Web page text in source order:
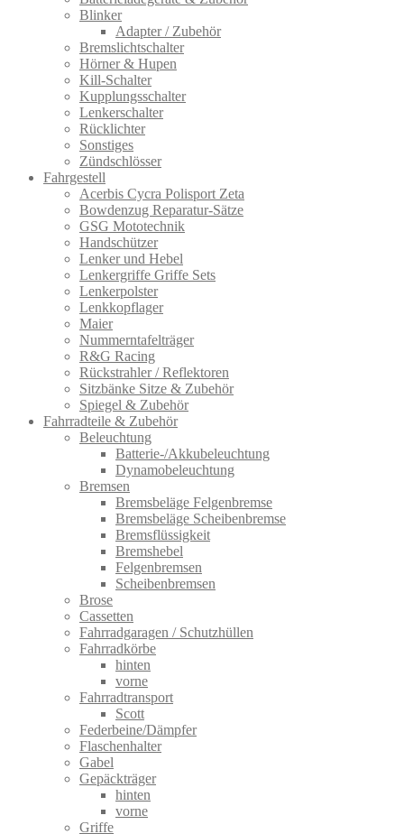
Blinker
Adapter / Zubehör
Bremslichtschalter
Hörner & Hupen
Kill-Schalter
Kupplungsschalter
Lenkerschalter
Rücklichter
Sonstiges
Zündschlösser
Fahrgestell
Acerbis Cycra Polisport Zeta
Bowdenzug Reparatur-Sätze
GSG Mototechnik
Handschützer
Lenker und Hebel
Lenkergriffe Griffe Sets
Lenkerpolster
Lenkkopflager
Maier
Nummerntafelträger
R&G Racing
Rückstrahler / Reflektoren
Sitzbänke Sitze & Zubehör
Spiegel & Zubehör
Fahrradteile & Zubehör
Beleuchtung
Batterie-/Akkubeleuchtung
Dynamobeleuchtung
Bremsen
Bremsbeläge Felgenbremse
Bremsbeläge Scheibenbremse
Bremsflüssigkeit
Bremshebel
Felgenbremsen
Scheibenbremsen
Brose
Cassetten
Fahrradgaragen / Schutzhüllen
Fahrradkörbe
hinten
vorne
Fahrradtransport
Scott
Federbeine/Dämpfer
Flaschenhalter
Gabel
Gepäckträger
hinten
vorne
Griffe